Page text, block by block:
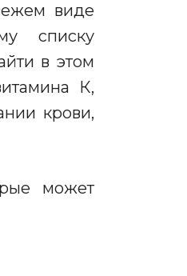
виде
списку
в этом
К,
крови,
может